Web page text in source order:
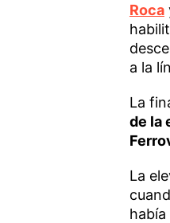
Roca
a la
La
de la
La